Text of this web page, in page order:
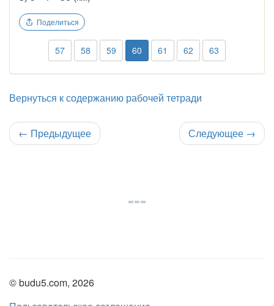
Поделиться
57 58 59 60 61 62 63
Вернуться к содержанию рабочей тетради
← Предыдущее Следующее →
© budu5.com, 2026